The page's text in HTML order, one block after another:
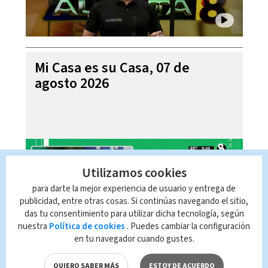
Mi Casa es su Casa, 07 de
agosto 2026
Telediario En Directo con Paula
Utilizamos cookies
para darte la mejor experiencia de usuario y entrega de
publicidad, entre otras cosas. Si continúas navegando el sitio,
das tu consentimiento para utilizar dicha tecnología, según
nuestra Política de cookies . Puedes cambiar la configuración
en tu navegador cuando gustes.
QUIERO SABER MÁS ESTOY DE ACUERDO